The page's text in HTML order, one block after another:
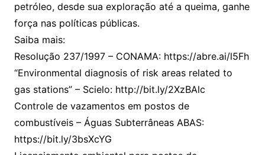
petróleo, desde sua exploração até a queima, ganhe
força nas políticas públicas.
Saiba mais:
Resolução 237/1997 – CONAMA: https://abre.ai/l5Fh
“Environmental diagnosis of risk areas related to
gas stations” – Scielo: http://bit.ly/2XzBAlc
Controle de vazamentos em postos de
combustíveis – Águas Subterrâneas ABAS:
https://bit.ly/3bsXcYG